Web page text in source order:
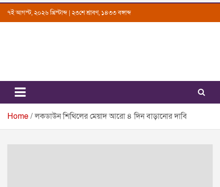
Skip৭ই আগস্ট, ২০২৬ খ্রিস্টাব্দ | ২৩শে শ্রাবণ, ১৪৩৩ বঙ্গাব্দ
Uttarkantho
News Portal
Home লকডাউন শিথিলের মেয়াদ আরো ৪ দিন বাড়ানোর দাবি